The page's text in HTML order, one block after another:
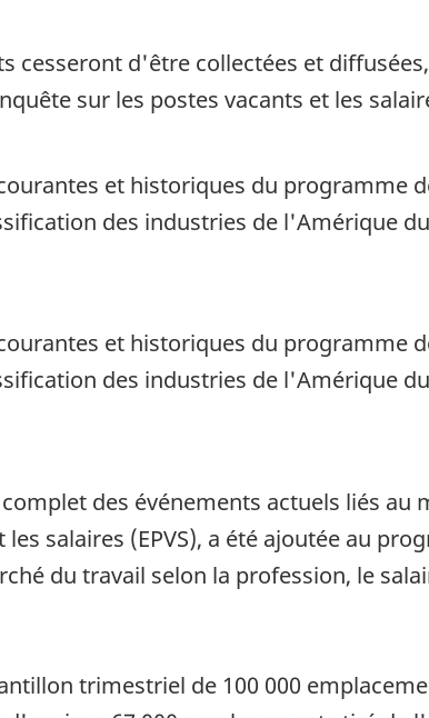
cesseront d'être collectées et
sur les postes vacants et les
et historiques du programme
des industries de l'Amérique
et historiques du programme
des industries de l'Amérique
des événements actuels liés au
salaires (EPVS), a été ajoutée au
du travail selon la profession, le
trimestriel de 100 000